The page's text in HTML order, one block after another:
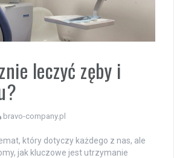
leczyć zęby i
bravo-company.pl
który dotyczy każdego z nas, ale
jak kluczowe jest utrzymanie